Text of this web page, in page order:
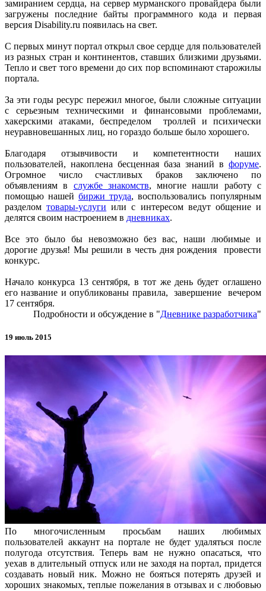
замиранием сердца, на сервер мурманского провайдера были
загружены последние байты программного кода и первая
версия Disability.ru появилась на свет.
С первых минут портал открыл свое сердце для пользователей
из разных стран и континентов, ставших близкими друзьями.
Тепло и свет того времени до сих пор вспоминают старожилы
портала.
За эти годы ресурс пережил многое, были сложные ситуации
с серьезным техническими и финансовыми проблемами,
хакерскими атаками, беспределом троллей и психически
неуравновешанных лиц, но гораздо больше было хорошего.
Благодаря отзывчивости и компетентности наших
пользователей, накоплена бесценная база знаний в форуме.
Огромное число счастливых браков заключено по
объявлениям в службе знакомств, многие нашли работу с
помощью нашей биржи труда, воспользовались популярным
разделомтовары-услуги или с интересом ведут общение и
делятся своим настроением в дневниках.
Все это было бы невозможно без вас, наши любимые и
дорогие друзья! Мы решили в честь дня рождения провести
конкурс.
Начало конкурса 13 сентября, в тот же день будет оглашено
его название и опубликованы правила, завершение вечером
17 сентября.
Подробности и обсуждение в "Дневнике разработчика"
19 июль 2015
По многочисленным просьбам наших любимых
пользователей аккаунт на портале не будет удаляться после
полугода отсутствия. Теперь вам не нужно опасаться, что
уехав в длительный отпуск или не заходя на портал, придется
создавать новый ник. Можно не бояться потерять друзей и
хороших знакомых, теплые пожелания в отзывах и с любовью